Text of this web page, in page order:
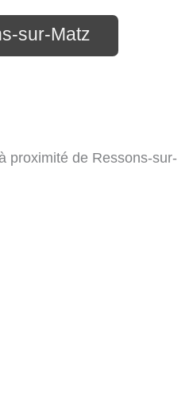
sur-Matz
proximité de Ressons-sur-